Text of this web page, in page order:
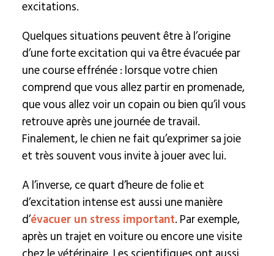
excitations.
Quelques situations peuvent être à l’origine
d’une forte excitation qui va être évacuée par
une course effrénée : lorsque votre chien
comprend que vous allez partir en promenade,
que vous allez voir un copain ou bien qu’il vous
retrouve après une journée de travail.
Finalement, le chien ne fait qu’exprimer sa joie
et très souvent vous invite à jouer avec lui.
A l’inverse, ce quart d’heure de folie et
d’excitation intense est aussi une manière
d’évacuer un stress important. Par exemple,
après un trajet en voiture ou encore une visite